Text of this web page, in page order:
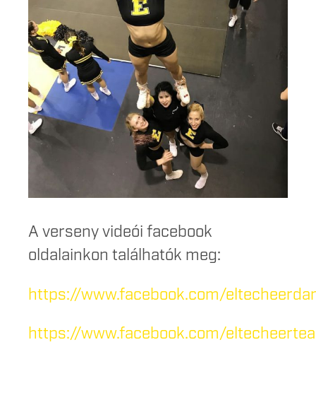
A verseny videói facebook
oldalainkon találhatók meg:
https://www.facebook.com/
https://www.facebook.com/